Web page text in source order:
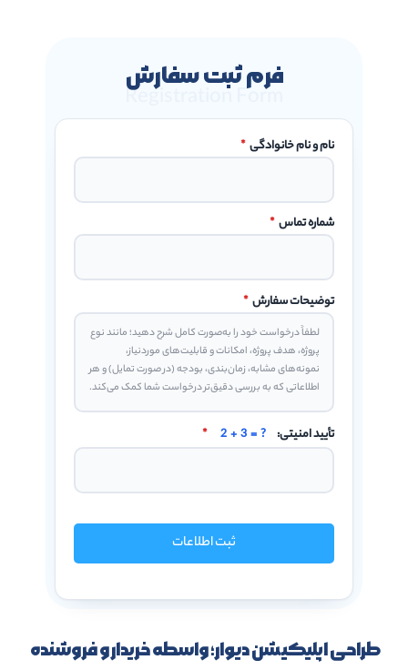
فرم ثبت سفارش
Registration Form
نام و نام خانوادگی *
شماره تماس *
توضیحات سفارش *
تأیید امنیتی: 2 + 3 = ?
*
ثبت اطلاعات
طراحی اپلیکیشن دیوار؛ واسطه خریدار و فروشنده